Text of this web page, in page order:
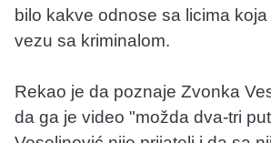
bilo kakve odnose sa licima
vezu sa kriminalom.
Rekao je da poznaje Zvonka
da ga je video "možda dva-tri